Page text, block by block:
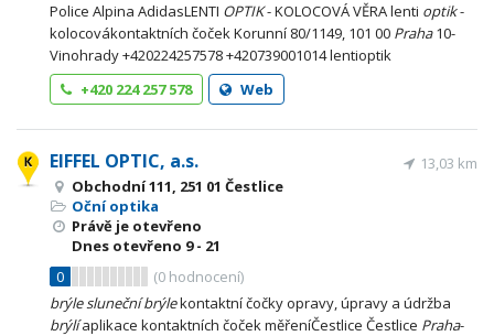
Police Alpina AdidasLENTI OPTIK- KOLOCOVÁ VĚRA lenti optik-
kolocovákontaktních čoček Korunní 80/1149, 101 00 Praha10-
Vinohrady +420224257578 +420739001014 lentioptik
+420 224 257 578
Web
EIFFEL OPTIC, a.s.
Obchodní 111, 251 01 Čestlice
Oční optika
Právě je otevřeno
Dnes otevřeno 9 - 21
0
(0 hodnocení)
13,03 km
brýlesluneční brýlekontaktní čočky opravy, úpravy a údržba
brýlíaplikace kontaktních čoček měřeníČestlice Čestlice Praha-